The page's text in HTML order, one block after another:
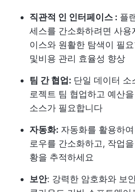
직관적 인 인터페이스 : 플
세스를 간소화하려면 사용
이스와 원활한 탐색이 필
및비용 관리 효율성 향상
팀 간 협업: 단일 데이터
로젝트 팀 협업하고 예산
소스가 필요합니다
자동화: 자동화를 활용하
로우를 간소화하고, 작업
황을 추적하세요
보안: 강력한 암호화와 보